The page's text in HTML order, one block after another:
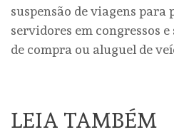
suspensão de viagens para
servidores em congressos
de compra ou aluguel de
LEIA TAMBÉM